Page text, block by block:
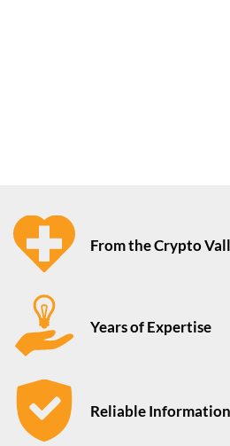
From the Crypto
Years of Expertise
Reliable Information